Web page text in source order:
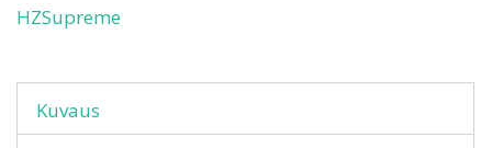
HZSupreme
Kuvaus